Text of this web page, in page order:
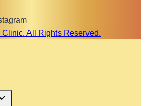
All Rights Reserved.